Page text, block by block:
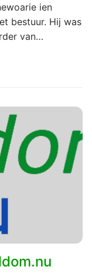
ien
bestuur. Hij was
van…